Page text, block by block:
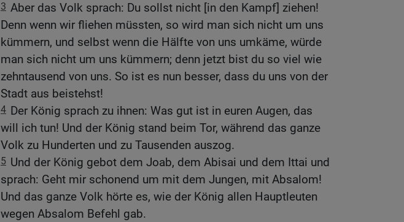
3 Aber das Volk sprach: Du sollst nicht [in den Kampf] ziehen!
Denn wenn wir fliehen müssten, so wird man sich nicht um uns
kümmern, und selbst wenn die Hälfte von uns umkäme, würde
man sich nicht um uns kümmern; denn jetzt bist du so viel wie
zehntausend von uns. So ist es nun besser, dass du uns von der
Stadt aus beistehst!
4 Der König sprach zu ihnen: Was gut ist in euren Augen, das
will ich tun! Und der König stand beim Tor, während das ganze
Volk zu Hunderten und zu Tausenden auszog.
5 Und der König gebot dem Joab, dem Abisai und dem Ittai und
sprach: Geht mir schonend um mit dem Jungen, mit Absalom!
Und das ganze Volk hörte es, wie der König allen Hauptleuten
wegen Absalom Befehl gab.